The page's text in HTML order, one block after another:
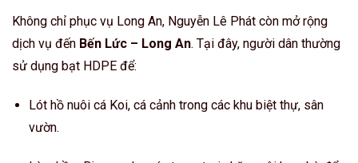
Không chỉ phục vụ Long An, Nguyễn Lê Phát còn mở rộng
dịch vụ đến Bến Lức – Long An. Tại đây, người dân thường
sử dụng bạt HDPE để:
Lót hồ nuôi cá Koi, cá cảnh trong các khu biệt thự, sân
vườn.